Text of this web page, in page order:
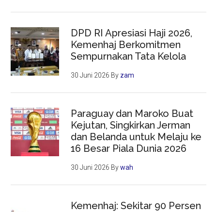
DPD RI Apresiasi Haji 2026,
Kemenhaj Berkomitmen
Sempurnakan Tata Kelola
30 Juni 2026 By zam
Paraguay dan Maroko Buat
Kejutan, Singkirkan Jerman
dan Belanda untuk Melaju ke
16 Besar Piala Dunia 2026
30 Juni 2026 Bywah
Kemenhaj: Sekitar 90 Persen